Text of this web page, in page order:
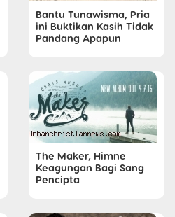
Bantu Tunawisma, Pria
ini Buktikan Kasih Tidak
Pandang Apapun
The Maker, Himne
Keagungan Bagi Sang
Pencipta